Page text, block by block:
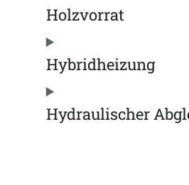
Holzvorrat
Hybridheizung
Hydraulischer